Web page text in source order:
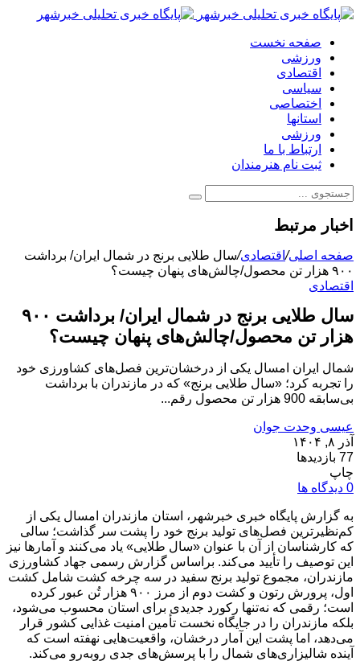
صفحه نخست
ورزشی
اقتصادی
سیاسی
اختصاصی
استانها
ورزشی
ارتباط با ما
ثبت نام هنرمندان
اخبار مرتبط
صفحه اصلی/اقتصادی/سال طلایی برنج در شمال ایران/ برداشت
۹۰۰ هزار تن محصول/‌چالش‌های پنهان چیست؟
اقتصادی
سال طلایی برنج در شمال ایران/ برداشت ۹۰۰
هزار تن محصول/‌چالش‌های پنهان چیست؟
شمال ایران امسال یکی از درخشان‌ترین فصل‌های کشاورزی خود
را تجربه کرد؛ «سال طلایی برنج» که در مازندران با برداشت
بی‌سابقه 900 هزار تن محصول رقم...
عیسی وحدت جوان
آذر ۸, ۱۴۰۴
77 بازدیدها
چاپ
0 دیدگاه ها
به گزارش پایگاه خبری خبرشهر، استان مازندران امسال یکی از
کم‌نظیرترین فصل‌های تولید برنج خود را پشت سر گذاشت؛ سالی
که کارشناسان از آن با عنوان «سال طلایی» یاد می‌کنند و آمارها نیز
این توصیف را تأیید می‌کند. براساس گزارش رسمی جهاد کشاورزی
مازندران، مجموع تولید برنج سفید در سه چرخه کشت شامل کشت
اول، پرورش رتون و کشت دوم از مرز ۹۰۰ هزار تُن عبور کرده
است؛ رقمی که نه‌تنها رکورد جدیدی برای استان محسوب می‌شود،
بلکه مازندران را در جایگاه نخست تأمین امنیت غذایی کشور قرار
می‌دهد، اما پشت این آمار درخشان، واقعیت‌هایی نهفته است که
آینده شالیزاری‌های شمال را با پرسش‌های جدی روبه‌رو می‌کند.